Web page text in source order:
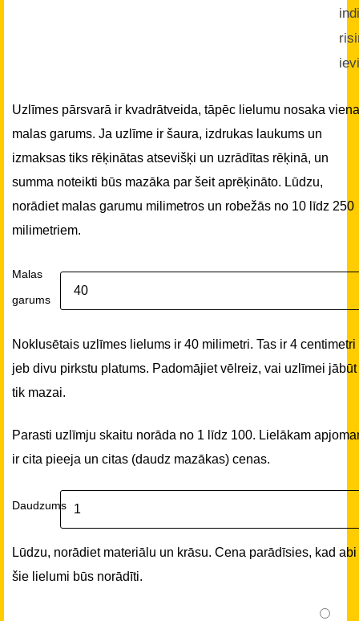
Uzlīmes pārsvarā ir kvadrātveida, tāpēc lielumu nosaka
malas garums. Ja uzlīme ir šaura, izdrukas laukums un
izmaksas tiks rēķinātas atsevišķi un uzrādītas rēķinā, un
summa noteikti būs mazāka par šeit aprēķināto. Lūdzu,
norādiet malas garumu milimetros un robežās no 10 līdz 250
milimetriem.
Malas
garums
Noklusētais uzlīmes lielums ir 40 milimetri. Tas ir 4 centimetri
jeb divu pirkstu platums. Padomājiet vēlreiz, vai uzlīmei jābūt
tik mazai.
Parasti uzlīmju skaitu norāda no 1 līdz 100. Lielākam
ir cita pieeja un citas (daudz mazākas) cenas.
Daudzums
Lūdzu, norādiet materiālu un krāsu. Cena parādīsies, kad abi
šie lielumi būs norādīti.